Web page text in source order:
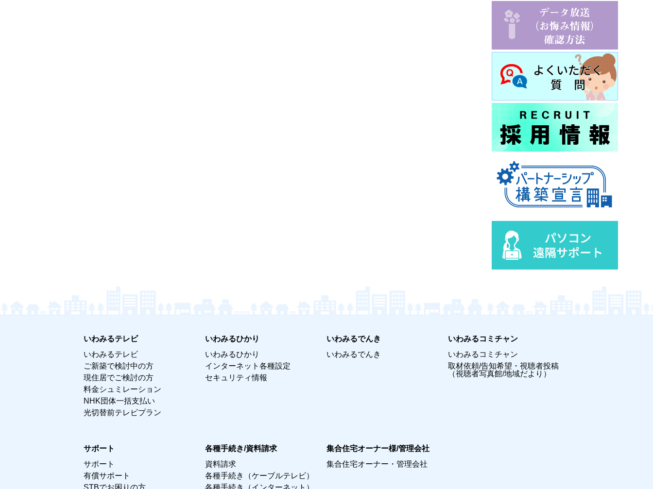
いわみるテレビ
いわみるテレビ
ご新築で検討中の方
現住居でご検討の方
料金シュミレーション
NHK団体一括支払い
光切替前テレビプラン
いわみるひかり
いわみるひかり
インターネット各種設定
セキュリティ情報
いわみるでんき
いわみるでんき
いわみるコミチャン
いわみるコミチャン
取材依頼/告知希望・視聴者投稿
（視聴者写真館/地域だより）
サポート
サポート
有償サポート
STBでお困りの方
各種手続き/資料請求
資料請求
各種手続き（ケーブルテレビ）
各種手続き（インターネット）
集合住宅オーナー様/管理会社
集合住宅オーナー・管理会社